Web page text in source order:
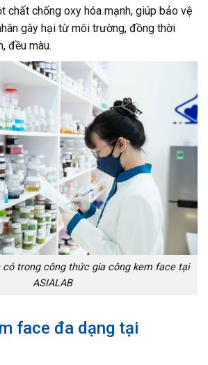
chất chống oxy hóa mạnh, giúp bảo vệ
gây hại từ môi trường, đồng thời
đều màu.
có trong công thức gia công kem face tại
ASIALAB
face đa dạng tại